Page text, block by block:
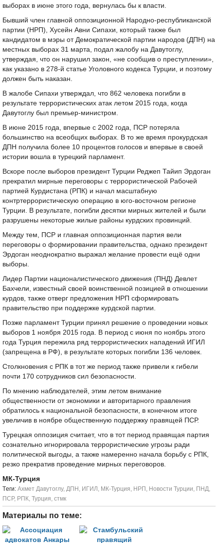
выборах в июне этого года, вернулась бы к власти.
Бывший член главной оппозиционной Народно-республиканской
партии (НРП), Хусейн Авни Сипахи, который также был
кандидатом в мэры от Демократической партии народов (ДПН) на
местных выборах 31 марта, подал жалобу на Давутоглу,
утверждая, что он нарушил закон, «не сообщив о преступлении»,
как указано в 278-й статье Уголовного кодекса Турции, и поэтому
должен быть наказан.
В жалобе Сипахи утверждал, что 862 человека погибли в
результате террористических атак летом 2015 года, когда
Давутоглу был премьер-министром.
В июне 2015 года, впервые с 2002 года, ПСР потеряла
большинство на всеобщих выборах. В то же время прокурдская
ДПН получила более 10 процентов голосов и впервые в своей
истории вошла в турецкий парламент.
Вскоре после выборов президент Турции Реджеп Тайип Эрдоган
прекратил мирные переговоры с террористической Рабочей
партией Курдистана (РПК) и начал масштабную
контртеррористическую операцию в юго-восточном регионе
Турции. В результате, погибли десятки мирных жителей и были
разрушены некоторые жилые районы курдских провинций.
Между тем, ПСР и главная оппозиционная партия вели
переговоры о формировании правительства, однако президент
Эрдоган неоднократно выражал желание провести ещё одни
выборы.
Лидер Партии националистического движения (ПНД) Девлет
Бахчели, известный своей воинственной позицией в отношении
курдов, также отверг предложения НРП сформировать
правительство при поддержке курдской партии.
Позже парламент Турции принял решение о проведении новых
выборов 1 ноября 2015 года. В период с июня по ноябрь этого
года Турция пережила ряд террористических нападений ИГИЛ
(запрещена в РФ), в результате которых погибли 136 человек.
Столкновения с РПК в тот же период также привели к гибели
почти 170 сотрудников сил безопасности.
По мнению наблюдателей, этим летом внимание
общественности от экономики и авторитарного правления
обратилось к национальной безопасности, в конечном итоге
увеличив в ноябре общественную поддержку правящей ПСР.
Турецкая оппозиция считает, что в тот период правящая партия
сознательно игнорировала террористические угрозы ради
политической выгоды, а также намеренно начала борьбу с РПК,
резко прекратив проведение мирных переговоров.
МК-Турция
Tеги: Ахмет Давутоглу, ДПН , ИГИЛ , МК-Турция, НРП , Новости Турции, ПНД,
ПСР, РПК, Турция, стмк
Материалы по теме: